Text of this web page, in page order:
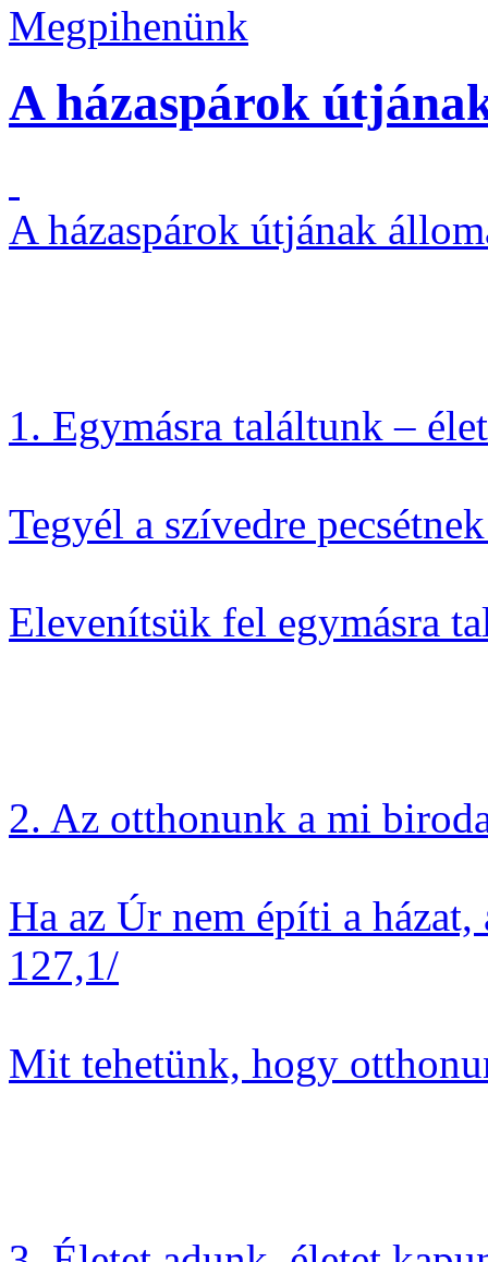
Megpihenünk
A házaspárok
A házaspárok útjának
1. Egymásra találtunk –
Tegyél a szívedre
Elevenítsük fel egymásra
2. Az otthonunk a mi
Ha az Úr nem építi a
127,1/
Mit tehetünk, hogy